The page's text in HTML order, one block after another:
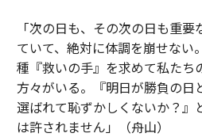
「次の日も、その次の日も重
ていて、絶対に体調を崩せない
種『救いの手』を求めて私たち
方々がいる。『明日が勝負の日
選ばれて恥ずかしくないか？』
は許されません」（舟山）